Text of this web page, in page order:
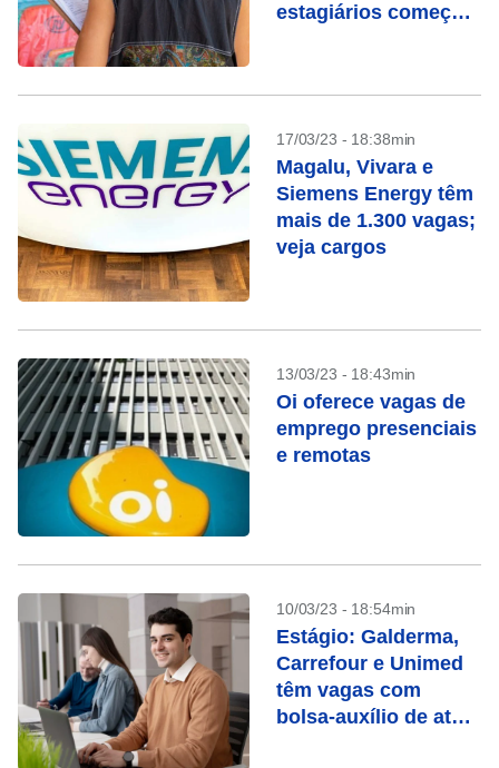
estagiários começa
17/03/23 - 18:38min
Magalu, Vivara e
Siemens Energy têm
mais de 1.300 vagas;
veja cargos
13/03/23 - 18:43min
Oi oferece vagas de
emprego presenciais
e remotas
10/03/23 - 18:54min
Estágio: Galderma,
Carrefour e Unimed
têm vagas com
bolsa-auxílio de até